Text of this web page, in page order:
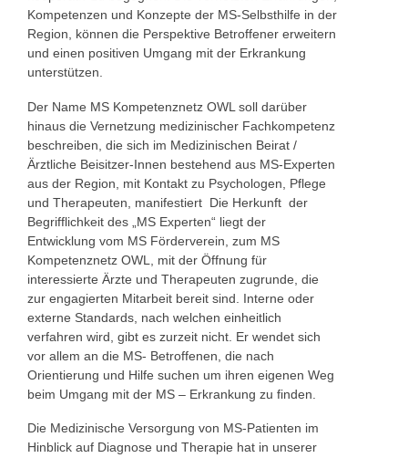
Kompetenzen und Konzepte der MS-Selbsthilfe in der
Region, können die Perspektive Betroffener erweitern
und einen positiven Umgang mit der Erkrankung
unterstützen.
Der Name MS Kompetenznetz OWL soll darüber
hinaus die Vernetzung medizinischer Fachkompetenz
beschreiben, die sich im Medizinischen Beirat /
Ärztliche Beisitzer-Innen bestehend aus MS-Experten
aus der Region, mit Kontakt zu Psychologen, Pflege
und Therapeuten, manifestiert Die Herkunft der
Begrifflichkeit des „MS Experten“ liegt der
Entwicklung vom MS Förderverein, zum MS
Kompetenznetz OWL, mit der Öffnung für
interessierte Ärzte und Therapeuten zugrunde, die
zur engagierten Mitarbeit bereit sind. Interne oder
externe Standards, nach welchen einheitlich
verfahren wird, gibt es zurzeit nicht. Er wendet sich
vor allem an die MS- Betroffenen, die nach
Orientierung und Hilfe suchen um ihren eigenen Weg
beim Umgang mit der MS – Erkrankung zu finden.
Die Medizinische Versorgung von MS-Patienten im
Hinblick auf Diagnose und Therapie hat in unserer